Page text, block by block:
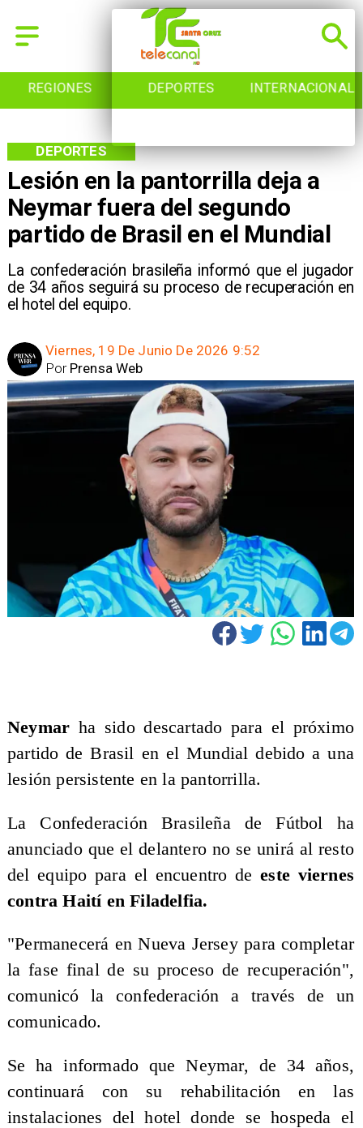
REGIONES DEPORTES INTERNACIONAL
Lesión en la pantorrilla deja a
Neymar fuera del segundo
partido de Brasil en el Mundial
La confederación brasileña informó que el jugador
de 34 años seguirá su proceso de recuperación en
el hotel del equipo.
DEPORTES
Viernes, 19 De Junio De 2026 9:52
Prensa Web
Por
Neymar ha sido descartado para el próximo
partido de Brasil en el Mundial debido a una
lesión persistente en la pantorrilla.
La Confederación Brasileña de Fútbol ha
anunciado que el delantero no se unirá al resto
del equipo para el encuentro deeste viernes
contra Haití en Filadelfia.
"Permanecerá en Nueva Jersey para completar
la fase final de su proceso de recuperación",
comunicó la confederación a través de un
comunicado.
Se ha informado que Neymar, de 34 años,
continuará con su rehabilitación en las
instalaciones del hotel donde se hospeda el